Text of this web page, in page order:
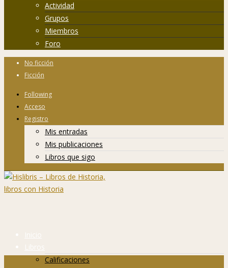
Actividad
Grupos
Miembros
Foro
No ficción
Ficción
Following
Acceso
Registro
Mis entradas
Mis publicaciones
Libros que sigo
Inicio
Libros
Calificaciones